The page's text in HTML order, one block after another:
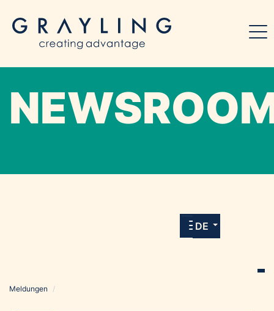
allen Meldungen und Downloads unserer
DE
Meldungen /